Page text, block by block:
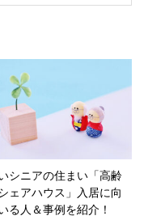
シニアの住まい「高齢
ェアハウス」入居に向
る人＆事例を紹介！